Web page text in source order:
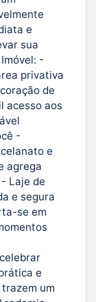
e
sua
-
privativa
de
acesso aos
-
e
agrega
Laje de
e segura
se em
e
um